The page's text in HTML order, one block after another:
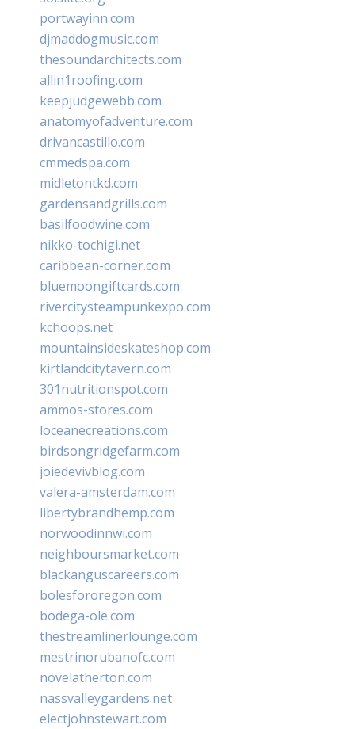
portwayinn.com
djmaddogmusic.com
thesoundarchitects.com
allin1roofing.com
keepjudgewebb.com
anatomyofadventure.com
drivancastillo.com
cmmedspa.com
midletontkd.com
gardensandgrills.com
basilfoodwine.com
nikko-tochigi.net
caribbean-corner.com
bluemoongiftcards.com
rivercitysteampunkexpo.com
kchoops.net
mountainsideskateshop.com
kirtlandcitytavern.com
301nutritionspot.com
ammos-stores.com
loceanecreations.com
birdsongridgefarm.com
joiedevivblog.com
valera-amsterdam.com
libertybrandhemp.com
norwoodinnwi.com
neighboursmarket.com
blackanguscareers.com
bolesfororegon.com
bodega-ole.com
thestreamlinerlounge.com
mestrinorubanofc.com
novelatherton.com
nassvalleygardens.net
electjohnstewart.com